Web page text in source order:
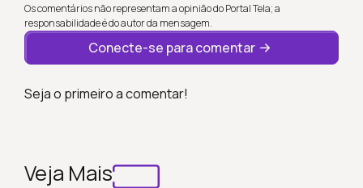
Os comentários não representam a opinião do Portal Tela; a
responsabilidade é do autor da mensagem.
Conecte-se para comentar
Seja o primeiro a comentar!
Veja Mais